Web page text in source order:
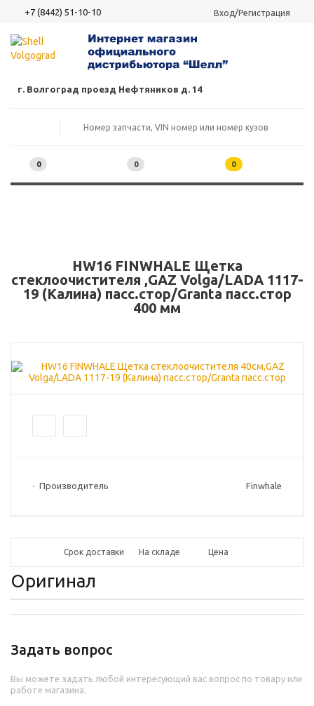
+7 (8442) 51-10-10 Вход/Регистрация
г. Волгоград проезд Нефтяников д. 14
0 0 0
HW16 FINWHALE Щетка
стеклоочистителя ,GAZ Volga/LADA 1117-
19 (Калина) пасс.стор/Granta пасс.стор
400 мм
Производитель Finwhale
Срок доставки На складе Цена
Оригинал
Задать вопрос
Вы можете задать любой интересующий вас вопрос по товару или
работе магазина.